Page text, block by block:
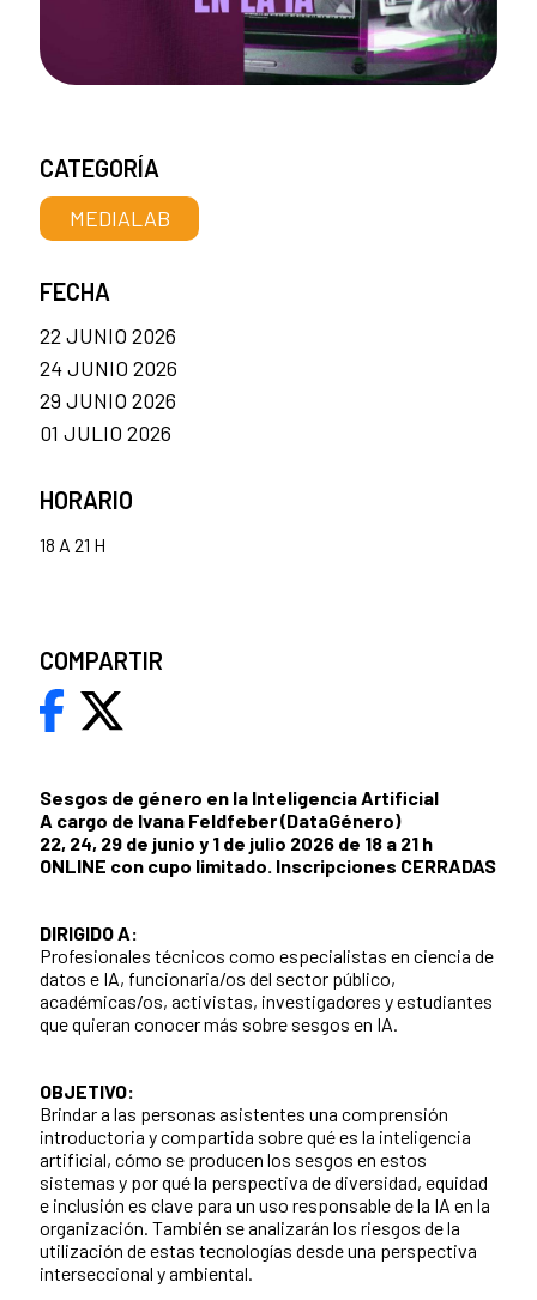
Sesgos de género en la Inteligencia Artificial
A cargo de Ivana Feldfeber (DataGénero)
22, 24, 29 de junio y 1 de julio 2026 de 18 a 21 h
ONLINE con cupo limitado. Inscripciones CERRADAS
DIRIGIDO A:
Profesionales técnicos como especialistas en ciencia de
datos e IA, funcionaria/os del sector público,
académicas/os, activistas, investigadores y estudiantes
que quieran conocer más sobre sesgos en IA.
OBJETIVO:
Brindar a las personas asistentes una comprensión
introductoria y compartida sobre qué es la inteligencia
artificial, cómo se producen los sesgos en estos
sistemas y por qué la perspectiva de diversidad, equidad
e inclusión es clave para un uso responsable de la IA en la
organización. También se analizarán los riesgos de la
utilización de estas tecnologías desde una perspectiva
interseccional y ambiental.
CATEGORÍA
MEDIALAB
FECHA
22 JUNIO 2026
24 JUNIO 2026
29 JUNIO 2026
01 JULIO 2026
HORARIO
18 A 21 H
COMPARTIR